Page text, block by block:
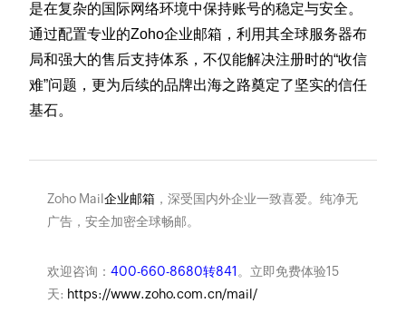
是在复杂的国际网络环境中保持账号的稳定与安全。
通过配置专业的Zoho企业邮箱，利用其全球服务器布
局和强大的售后支持体系，不仅能解决注册时的“收信
难”问题，更为后续的品牌出海之路奠定了坚实的信任
基石。
Zoho Mail企业邮箱，深受国内外企业一致喜爱。纯净无
广告，安全加密全球畅邮。
欢迎咨询： 400-660-8680转841 。立即免费体验15
天: https://www.zoho.com.cn/mail/